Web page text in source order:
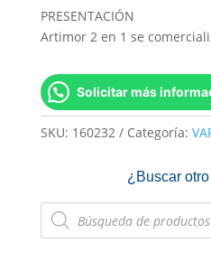
PRESENTACIÓN
Artimor 2 en 1 se
Solicitar más
SKU: 160232 Categoría:
¿Buscar
Búsqueda
de
productos